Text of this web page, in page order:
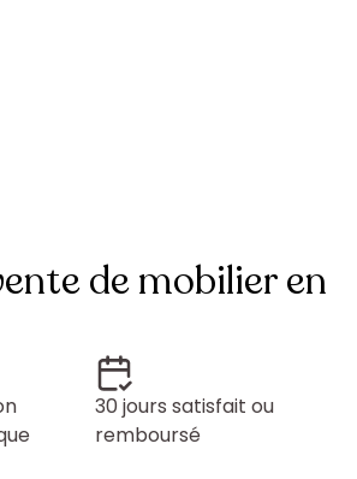
de mobilier en
30 jours satisfait ou
remboursé